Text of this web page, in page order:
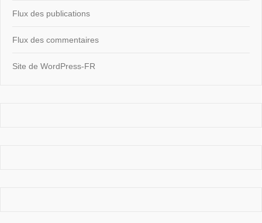
Flux des publications
Flux des commentaires
Site de WordPress-FR